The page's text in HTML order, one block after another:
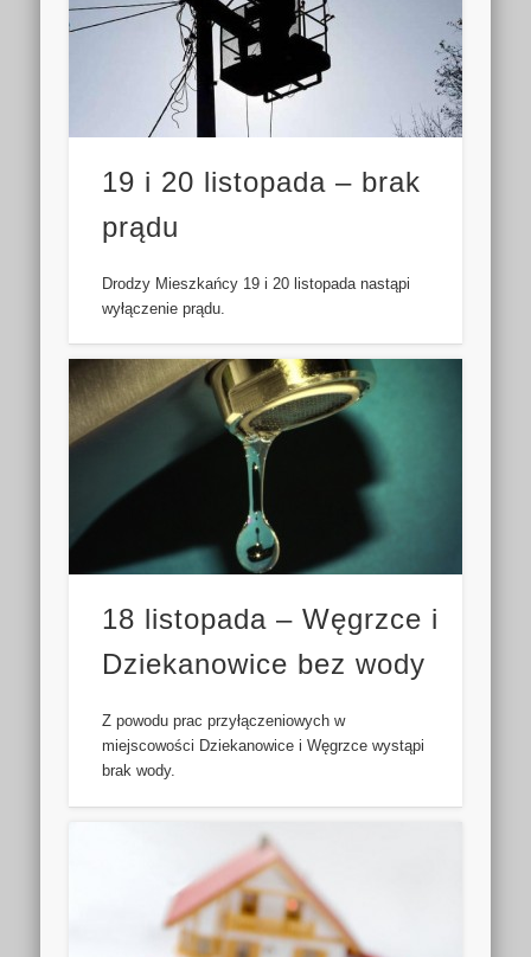
19 i 20 listopada – brak
prądu
Drodzy Mieszkańcy 19 i 20 listopada nastąpi
wyłączenie prądu.
18 listopada – Węgrzce i
Dziekanowice bez wody
Z powodu prac przyłączeniowych w
miejscowości Dziekanowice i Węgrzce wystąpi
brak wody.